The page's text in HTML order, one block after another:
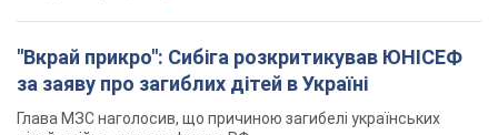
"Вкрай прикро": Сибіга розкритикував ЮНІСЕФ
за заяву про загиблих дітей в Україні
Глава МЗС наголосив, що причиною загибелі українських